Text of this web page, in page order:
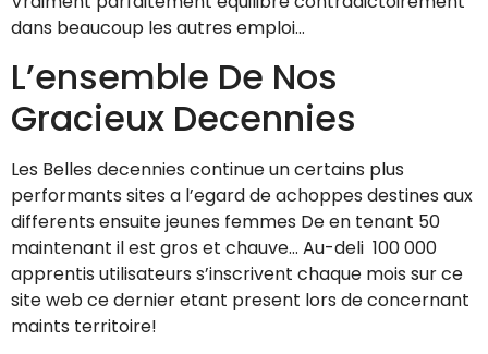
dans beaucoup les autres emploi…
L’ensemble De Nos
Gracieux Decennies
Les Belles decennies continue un certains plus
performants sites a l’egard de achoppes destines aux
differents ensuite jeunes femmes De en tenant 50
maintenant il est gros et chauve… Au-deli 100 000
apprentis utilisateurs s’inscrivent chaque mois sur ce
site web ce dernier etant present lors de concernant
maints territoire!